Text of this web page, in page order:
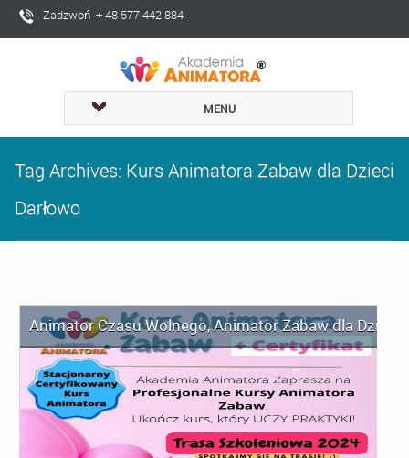
Zadzwoń + 48 577 442 884
MENU
Tag Archives: Kurs Animatora Zabaw dla Dzieci
Darłowo
Animator Czasu Wolnego,Animator Zabaw dla Dzieci